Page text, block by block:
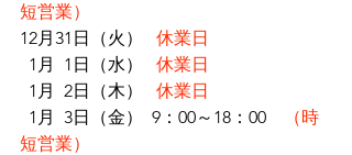
短営業）
12月31日（火）
休業日
1月  1日（水） 休業日
1月  2日（木） 休業日
1月  3日（金）  9：00～18：00
（時
短営業）